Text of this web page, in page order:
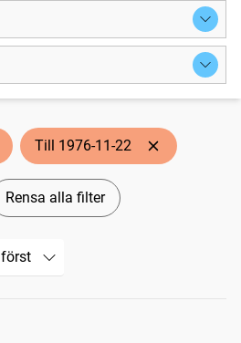
Till 1976-11-22
Rensa alla filter